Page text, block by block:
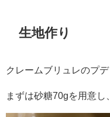
生地作り
クレームブリュレのプ
まずは砂糖70gを用意し